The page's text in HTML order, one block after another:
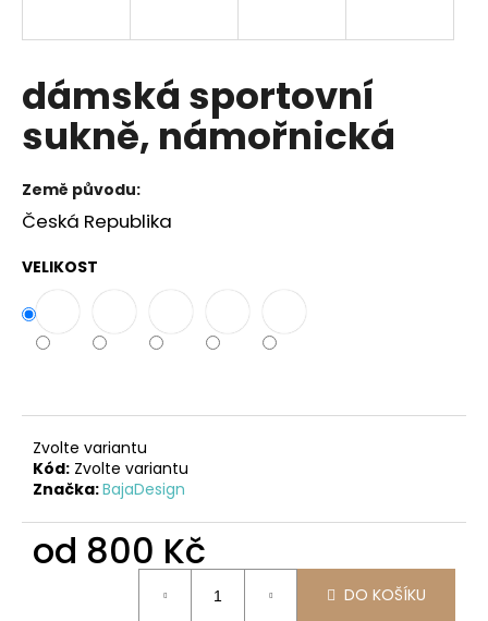
dámská sportovní
sukně, námořnická
Země původu:
Česká Republika
VELIKOST
Zvolte variantu
Kód: Zvolte variantu
Značka:BajaDesign
od 800 Kč
DO KOŠÍKU
í
t
?
D
o
u
č
u
e